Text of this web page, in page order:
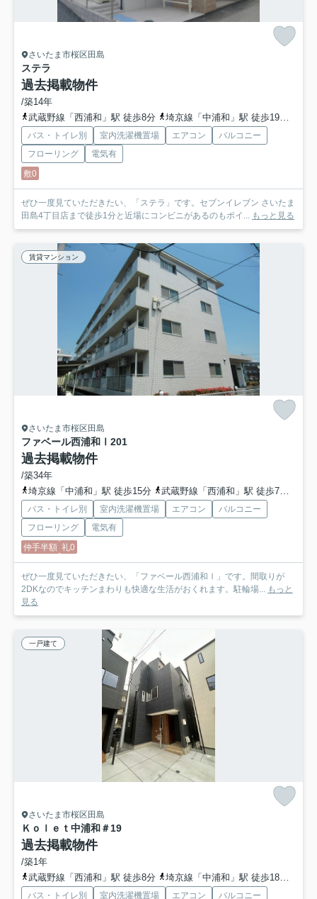
さいたま市桜区田島
ステラ
過去掲載物件
/築14年
武蔵野線「西浦和」駅 徒歩8分
埼京線「中浦和」駅 徒歩19分
バス・トイレ別 室内洗濯機置場 エアコン
バルコニー
フローリング
電気有
敷0
ぜひ一度見ていただきたい、「ステラ」です。セブンイレブン さいたま
田島4丁目店まで徒歩1分と近場にコンビニがあるのもポイ...
もっと見る
賃貸マンション
さいたま市桜区田島
ファベール西浦和Ⅰ 201
過去掲載物件
/築34年
埼京線「中浦和」駅 徒歩15分
武蔵野線「西浦和」駅 徒歩7分
バス・トイレ別 室内洗濯機置場 エアコン
バルコニー
フローリング
電気有
仲手半額 礼0
ぜひ一度見ていただきたい、「ファベール西浦和Ⅰ」です。間取りが
2DKなのでキッチンまわりも快適な生活がおくれます。駐輪場...
もっと
見る
一戸建て
さいたま市桜区田島
Ｋｏｌｅｔ中浦和＃19
過去掲載物件
/築1年
武蔵野線「西浦和」駅 徒歩8分
埼京線「中浦和」駅 徒歩18分
バス・トイレ別 室内洗濯機置場 エアコン
バルコニー